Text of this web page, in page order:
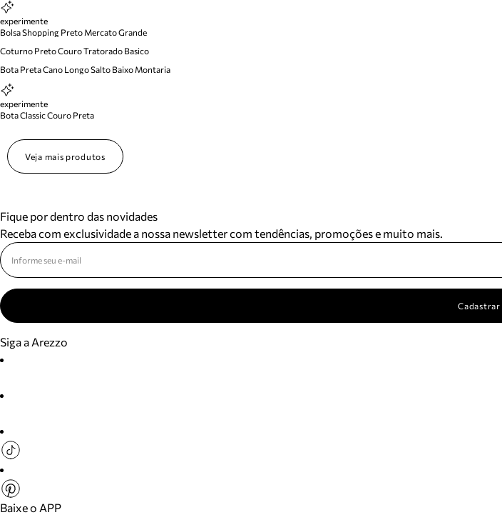
experimente
Bolsa Shopping Preto Mercato Grande
Coturno Preto Couro Tratorado Basico
Bota Preta Cano Longo Salto Baixo Montaria
experimente
Bota Classic Couro Preta
Veja mais produtos
Fique por dentro das novidades
Receba com exclusividade a nossa newsletter com tendências, promoções e muito mais.
Cadastrar
Siga a Arezzo
Baixe o APP